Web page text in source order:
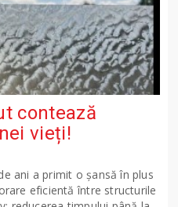
contează
vieți!
ani a primit o șansă în plus
eficientă între structurile